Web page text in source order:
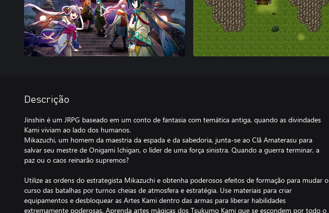
Descrição
Jinshin é um JRPG baseado em um conto de fantasia com temática antiga, quando as divindades
Kami viviam ao lado dos humanos.
Mikazuchi, um homem da maestria da espada e da sabedoria, junta-se ao Clã Amaterasu para
salvar seu mestre de Onigami Ichigan, o líder de uma força sinistra. Quando a guerra terminar, a
paz ou o caos reinarão supremos?
Utilize as ordens do estrategista Mikazuchi e obtenha poderosos efeitos de formação para mudar o
curso das batalhas por turnos cheias de atmosfera e estratégia. Use materiais para criar
equipamentos e desbloquear as Artes Kami dentro das armas para liberar habilidades
extremamente poderosas. Aprenda artes mágicas dos Tsukumo Kami que se escondem por todo o